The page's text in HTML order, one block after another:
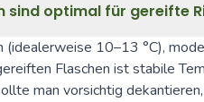
sind optimal für gereifte
(idealerweise 10–13 °C),
Flaschen ist stabile
man vorsichtig